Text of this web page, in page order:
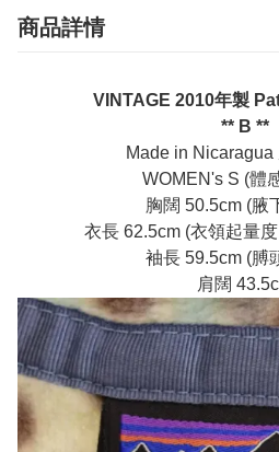
商品詳情
VINTAGE 2010年製
** B **
Made in Nicaragua
WOMEN's S (體
胸闊 50.5cm (腋
衣長 62.5cm (衣領起量
袖長 59.5cm (膊
肩闊